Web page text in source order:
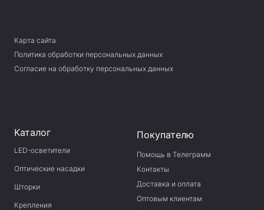
Карта сайта
Политика обработки персональных данных
Согласие на обработку персональных данных
Каталог
LED-осветители
Оптические насадки
Шторки
Крепления
Покупателю
Помощь в Телеграмм
Контакты
Доставка и оплата
Оптовым клиентам